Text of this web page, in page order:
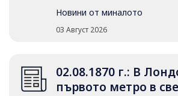
Новини от миналото
03 Август 2026
02.08.1870 г.: В
първото метро в